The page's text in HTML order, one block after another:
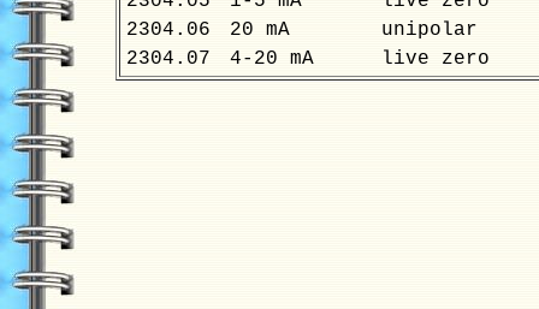
2304.06
20 mA
unipolar
2304.07
4-20 mA live zero